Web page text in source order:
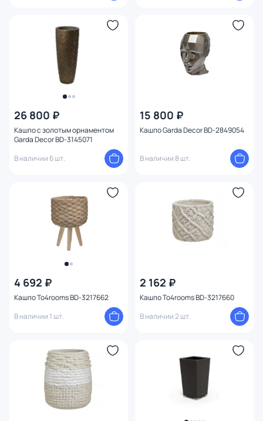
26 800 ₽
Кашпо с золотым орнаментом
Garda Decor BD-3145071
В наличии 6 шт.
15 800 ₽
Кашпо Garda Decor BD-2849054
В наличии 8 шт.
4 692 ₽
Кашпо To4rooms BD-3217662
В наличии 1 шт.
2 162 ₽
Кашпо To4rooms BD-3217660
В наличии 2 шт.